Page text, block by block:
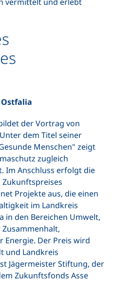
Ostfalia
der Vortrag von
dem Titel seiner
Menschen" zeigt
zugleich
Im Anschluss erfolgt die
Projekte aus, die einen
im Landkreis
in den Bereichen Umwelt,
Energie. Der Preis wird
und Landkreis
Jägermeister Stiftung, der
Zukunftsfonds Asse